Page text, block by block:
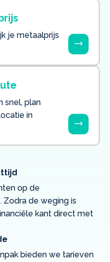
je metaalprijs
snel, plan
in
op de
Zodra de weging is
kant direct met
bieden we tarieven